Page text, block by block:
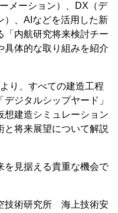
メーション）、DX（デ
）、AIなどを活用した新
「内航研究将来検討チー
具体的な取り組みを紹介
り、すべての建造工程
ジタルシップヤード」
想建造シミュレーション
と将来展望について解説
を見据える貴重な機会で
技術研究所 海上技術安